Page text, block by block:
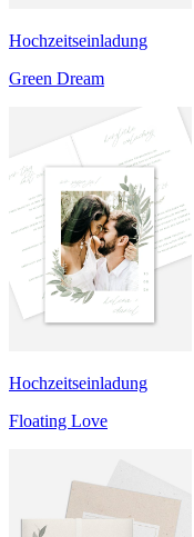
Hochzeitseinladung
Green Dream
Hochzeitseinladung
Floating Love